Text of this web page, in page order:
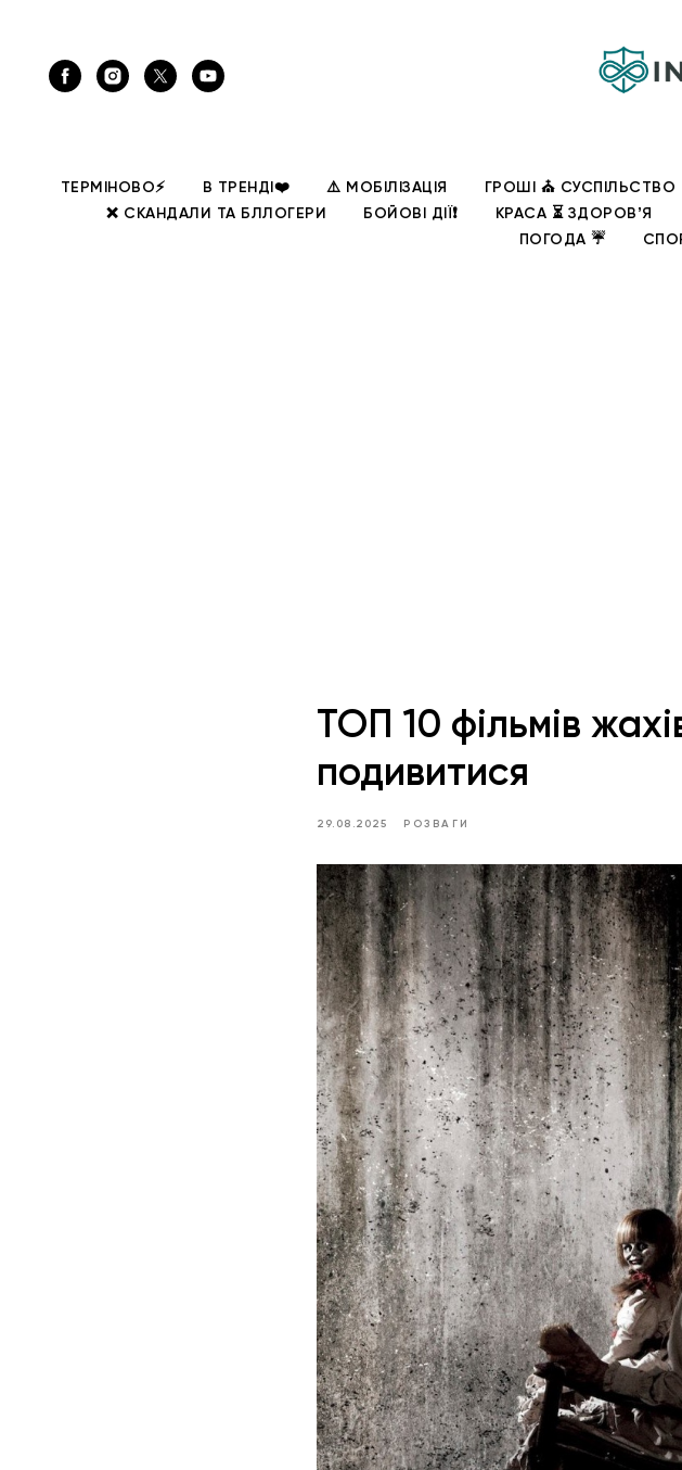
ТЕРМІНОВО⚡ В ТРЕНДІ❤️ ⚠️ МОБІЛІЗАЦІЯ ГРОШІ ⛪ СУСПІЛЬСТВО
❌ СКАНДАЛИ ТА БЛЛОГЕРИ
БОЙОВІ ДІЇ❗ КРАСА ⏳ ЗДОРОВʼЯ
ПОГОДА ☔
ТОП 10 фільмів
подивитися
29.08.2025 РОЗВАГИ